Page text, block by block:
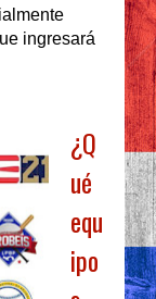
ingresará
¿Q
ué
equ
ipo